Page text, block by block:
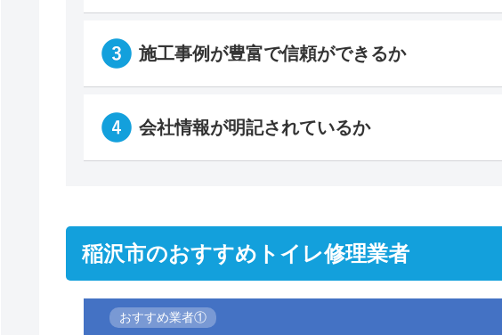
施工事例が豊富で信頼ができるか
会社情報が明記されているか
稲沢市のおすすめトイレ修理業者
おすすめ業者①